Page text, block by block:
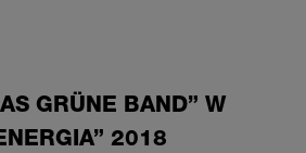
GRÜNE BAND” W
2018